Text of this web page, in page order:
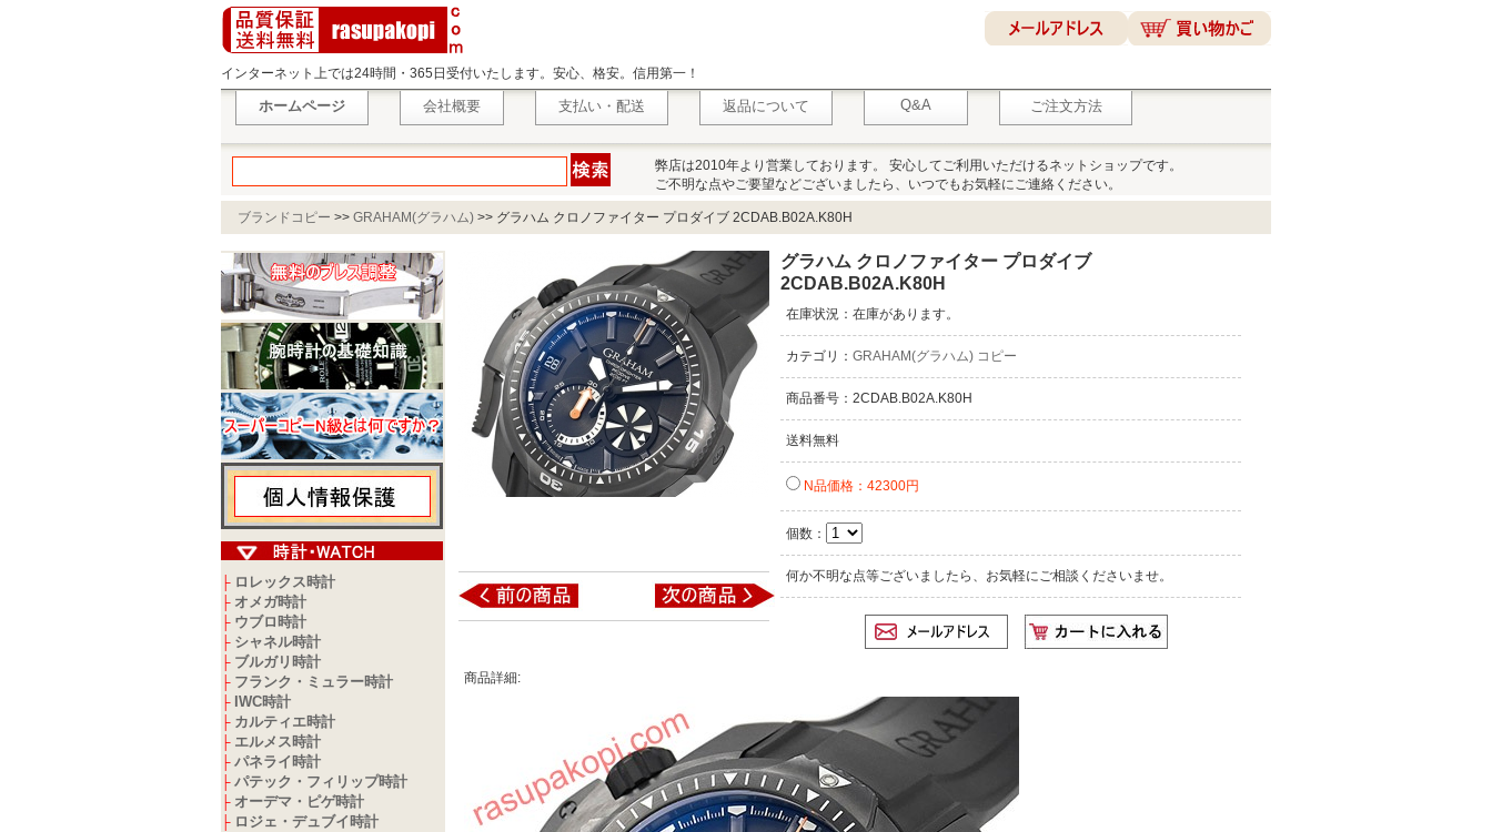
インターネット上では24時間・365日受付いたします。安心、格安。信用第一！
ホームページ 会社概要 支払い・配送 返品について Q&A ご注文方法
弊店は2010年より営業しております。 安心してご利用いただけるネットショップです。
ご不明な点やご要望などございましたら、いつでもお気軽にご連絡ください。
ブランドコピー >> GRAHAM(グラハム) >> グラハム クロノファイター プロダイブ 2CDAB.B02A.K80H
├ ロレックス時計
├ オメガ時計
├ ウブロ時計
├ シャネル時計
├ ブルガリ時計
├ フランク・ミュラー時計
├ IWC時計
├ カルティエ時計
├ エルメス時計
├ パネライ時計
├ パテック・フィリップ時計
├ オーデマ・ピゲ時計
├ ロジェ・デュブイ時計
グラハム クロノファイター プロダイブ
2CDAB.B02A.K80H
在庫状況：在庫があります。
カテゴリ： GRAHAM(グラハム) コピー
商品番号：2CDAB.B02A.K80H
送料無料
N品価格：42300円
個数：
何か不明な点等ございましたら、お気軽にご相談くださいませ。
商品詳細: